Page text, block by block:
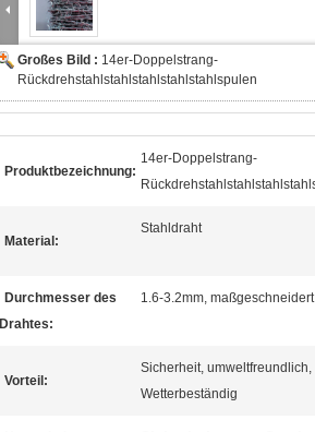
Großes Bild : 14er-Doppelstrang-
Rückdrehstahlstahlstahlstahlstahlspulen
Produktbezeichnung:
14er-Doppelstrang-
Material:
Stahldraht
Durchmesser des
Drahtes:
1.6-3.2mm, maßgeschneidert
Vorteil:
Sicherheit, umweltfreundlich,
Wetterbeständig